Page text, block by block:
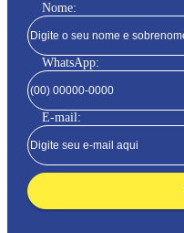
Nome:
WhatsApp:
E-mail: